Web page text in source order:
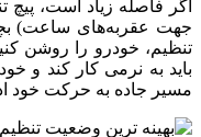
اگر فاصله زیاد است،
جهت عقربه‌های ساعت)
تنظیم، خودرو را روشن
باید به نرمی کار کند و
مسیر جاده به حرکت خود